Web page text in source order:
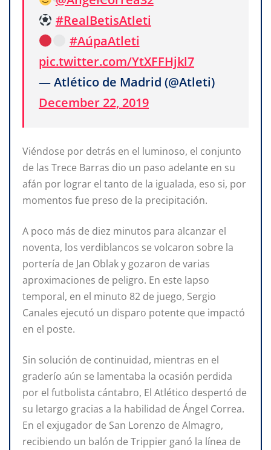
#RealBetisAtleti
#AúpaAtleti
pic.twitter.com/YtXFFHjkl7
— Atlético de Madrid (@Atleti)
December 22, 2019
Viéndose por detrás en el luminoso, el conjunto
de las Trece Barras dio un paso adelante en su
afán por lograr el tanto de la igualada, eso si, por
momentos fue preso de la precipitación.
A poco más de diez minutos para alcanzar el
noventa, los verdiblancos se volcaron sobre la
portería de Jan Oblak y gozaron de varias
aproximaciones de peligro. En este lapso
temporal, en el minuto 82 de juego, Sergio
Canales ejecutó un disparo potente que impactó
en el poste.
Sin solución de continuidad, mientras en el
graderío aún se lamentaba la ocasión perdida
por el futbolista cántabro, El Atlético despertó de
su letargo gracias a la habilidad de Ángel Correa.
En el exjugador de San Lorenzo de Almagro,
recibiendo un balón de Trippier ganó la línea de